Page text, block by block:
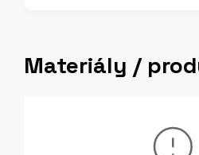
Materiály /